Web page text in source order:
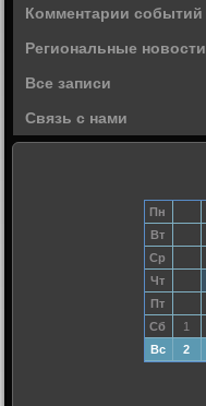
Комментарии событий
Региональные новости
Все записи
Связь с нами
Пн
Вт
Ср
Чт
Пт
Сб
1
Вс
2